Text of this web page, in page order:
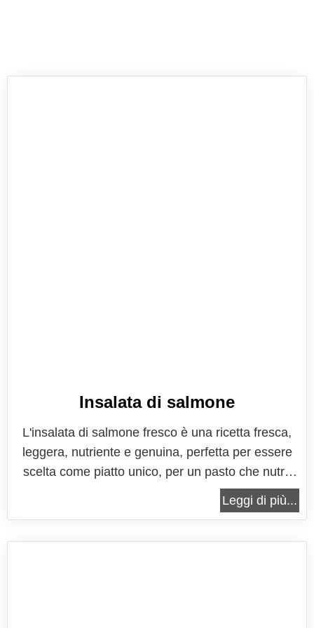
Insalata di salmone
L'insalata di salmone fresco è una ricetta fresca,
leggera, nutriente e genuina, perfetta per essere
scelta come piatto unico, per un pasto che nutre
senza appesantire, che regala gusto e genuinità in
un piatto anche molto semplice e veloce da
Leggi di più...